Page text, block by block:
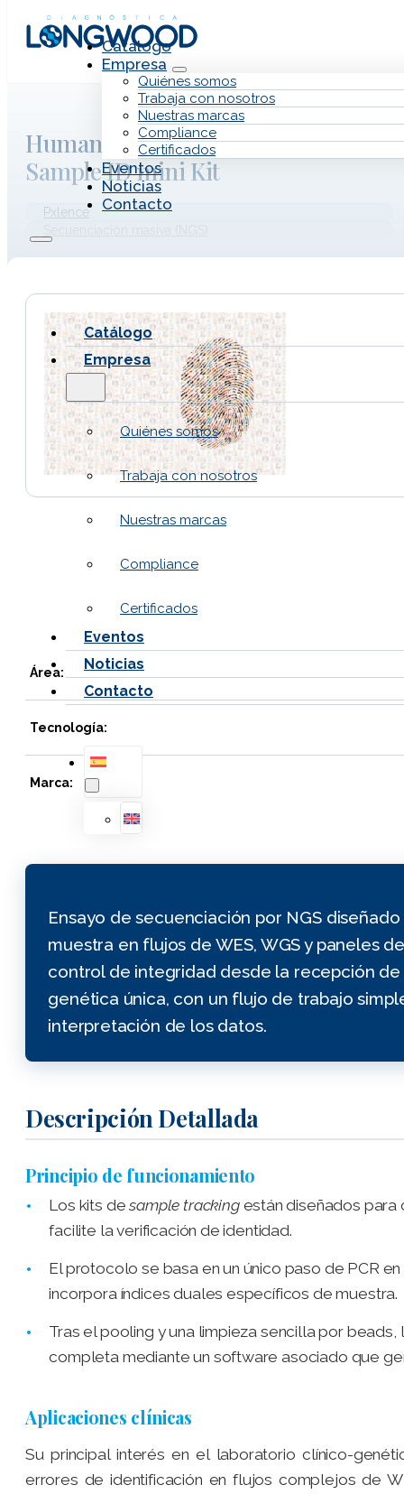
Saltar al contenido principal
Catálogo
Empresa
Quiénes somos
Trabaja con nosotros
Nuestras marcas
Compliance
Certificados
Eventos
Noticias
Contacto
Catálogo
Empresa
Quiénes somos
Trabaja con nosotros
Nuestras marcas
Compliance
Certificados
Eventos
Noticias
Contacto
Human Sample ID Kit y Human
Sample ID mini Kit
Pxlence
Ensayo de secuenciación por NGS
muestra en flujos de WES, WGS y paneles
control de integridad desde la recepción de
genética única, con un flujo de trabajo
interpretación de los datos.
Descripción Detallada
Principio de funcionamiento
Los kits desample trackingestán diseñados para
facilite la verificación de identidad.
El protocolo se basa en un único paso de PCR
incorpora índices duales específicos de muestra.
Tras el pooling y una limpieza sencilla por
completa mediante un software asociado que
Aplicaciones clínicas
Su principal interés en el laboratorio clínico-
errores de identificación en flujos complejos de
Área:
Tecnología:
Marca: